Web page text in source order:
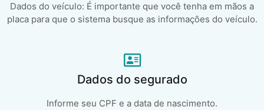
Dados do veículo: É importante que você tenha em mãos a
placa para que o sistema busque as informações do veículo.
Dados do segurado
Informe seu CPF e a data de nascimento.